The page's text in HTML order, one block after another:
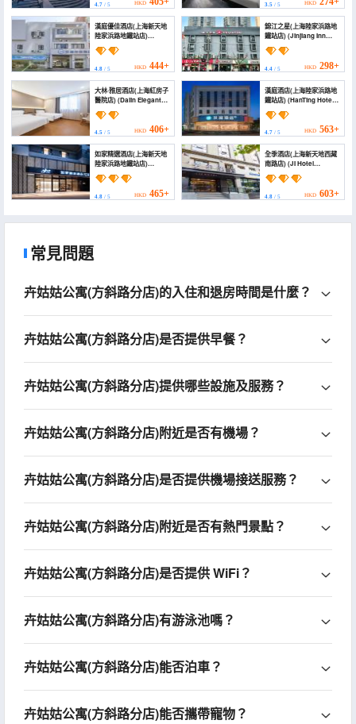
4.7 / 5 HKD 405+
Road Subway Station
Branch))
3.5/ 5 HKD 274+
漢庭優佳酒店(上海新天地
陸家浜路地鐵站店)
(HanTing Premium Hotel
(Shanghai Xintiandi
Lujiabang Road
Subway Station))
4.8 / 5 HKD 444+
錦江之星(上海陸家浜路地
鐵站店) (Jinjiang Inn
(Shanghai Lujiabang
station Road))
4.4/ 5 HKD 298+
大林·雅居酒店(上海紅房子
醫院店) (Dalin Elegant
Residence Hotel
(Shanghai Red House
Hospital))
4.5 / 5 HKD 406+
漢庭酒店(上海陸家浜路地
鐵站店) (HanTing Hotel
(Shanghai Lujiabang
Road Subway Station))
4.7/ 5 HKD 563+
如家精選酒店(上海新天地
陸家浜路地鐵站店)
(Homeinn Plus Hotel
(Shanghai Xintiandi
Lujiabang Road
Subway Station))
4.8 / 5 HKD 465+
全季酒店(上海新天地西藏
南路店) (JI Hotel
(Shanghai Xintiandi
Xizang South Road))
4.8/ 5 HKD 603+
常見問題
卉姑姑公寓(方斜路分店)的入住和退房時間是什麼？
卉姑姑公寓(方斜路分店)是否提供早餐？
卉姑姑公寓(方斜路分店)提供哪些設施及服務？
卉姑姑公寓(方斜路分店)附近是否有機場？
卉姑姑公寓(方斜路分店)是否提供機場接送服務？
卉姑姑公寓(方斜路分店)附近是否有熱門景點？
卉姑姑公寓(方斜路分店)是否提供 WiFi？
卉姑姑公寓(方斜路分店)有游泳池嗎？
卉姑姑公寓(方斜路分店)能否泊車？
卉姑姑公寓(方斜路分店)能否攜帶寵物？